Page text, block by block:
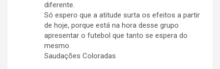
diferente.
Só espero que a atitude surta os efeitos a partir
de hoje, porque está na hora desse grupo
apresentar o futebol que tanto se espera do
mesmo.
Saudações Coloradas